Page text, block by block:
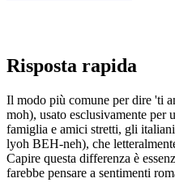
Risposta rapida
Il modo più comune per dire 'ti
moh), usato esclusivamente per
famiglia e amici stretti, gli
lyoh BEH-neh), che
Capire questa differenza è
farebbe pensare a sentimenti